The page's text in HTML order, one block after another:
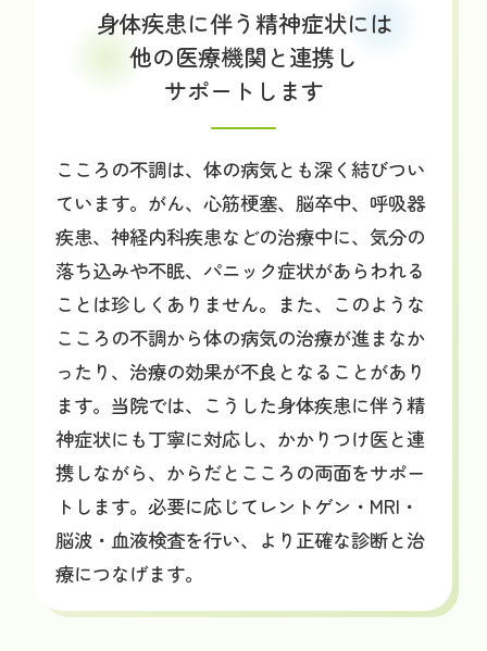
身体疾患に伴う精神症状には
他の医療機関と連携し
サポートします
こころの不調は、体の病気とも深く結びつい
ています。がん、心筋梗塞、脳卒中、呼吸器
疾患、神経内科疾患などの治療中に、気分の
落ち込みや不眠、パニック症状があらわれる
ことは珍しくありません。また、このような
こころの不調から体の病気の治療が進まなか
ったり、治療の効果が不良となることがあり
ます。当院では、こうした身体疾患に伴う精
神症状にも丁寧に対応し、かかりつけ医と連
携しながら、からだとこころの両面をサポー
トします。必要に応じてレントゲン・MRI・
脳波・血液検査を行い、より正確な診断と治
療につなげます。